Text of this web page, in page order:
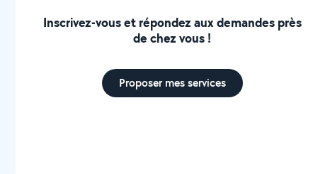
Inscrivez-vous et répondez aux demandes près
de chez vous !
Proposer mes services